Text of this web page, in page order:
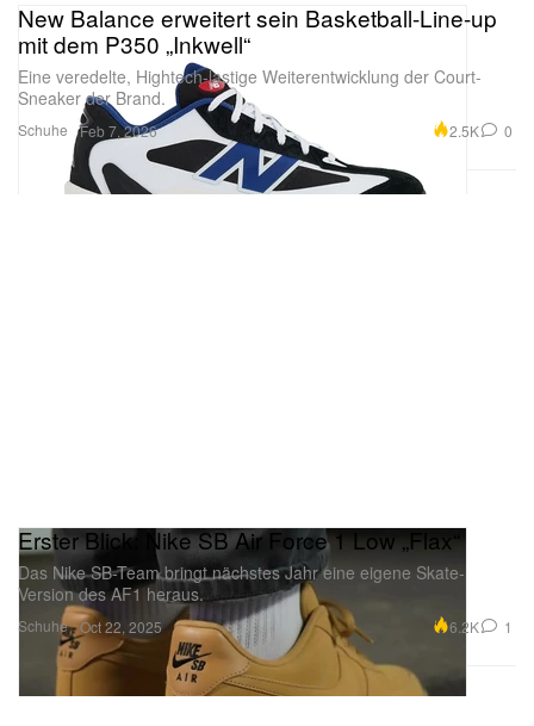
Schuhe
New Balance erweitert sein Basketball-Line-up
mit dem P350 „Inkwell“
Eine veredelte, Hightech-lastige Weiterentwicklung der Court-
Sneaker der Brand.
Feb 7, 2026 2.5K 0
Schuhe
Erster Blick: Nike SB Air Force 1 Low „Flax“
Das Nike SB-Team bringt nächstes Jahr eine eigene Skate-
Version des AF1 heraus.
Oct 22, 2025 6.2K 1